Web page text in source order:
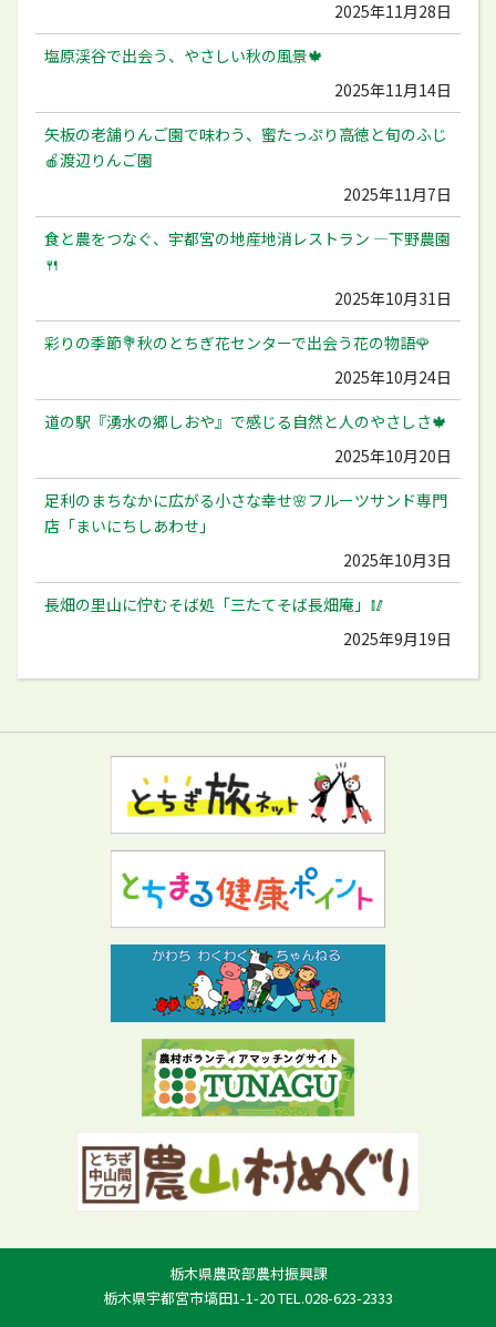
2025年11月28日
塩原渓谷で出会う、やさしい秋の風景🍁
2025年11月14日
矢板の老舗りんご園で味わう、蜜たっぷり高徳と旬のふじ
🍎渡辺りんご園
2025年11月7日
食と農をつなぐ、宇都宮の地産地消レストラン ―下野農園
🍴
2025年10月31日
彩りの季節💐秋のとちぎ花センターで出会う花の物語🌹
2025年10月24日
道の駅『湧水の郷しおや』で感じる自然と人のやさしさ🍁
2025年10月20日
足利のまちなかに広がる小さな幸せ🌸フルーツサンド専門
店「まいにちしあわせ」
2025年10月3日
長畑の里山に佇むそば処「三たてそば長畑庵」🥢
2025年9月19日
栃木県農政部農村振興課
栃木県宇都宮市塙田1-1-20 TEL.028-623-2333